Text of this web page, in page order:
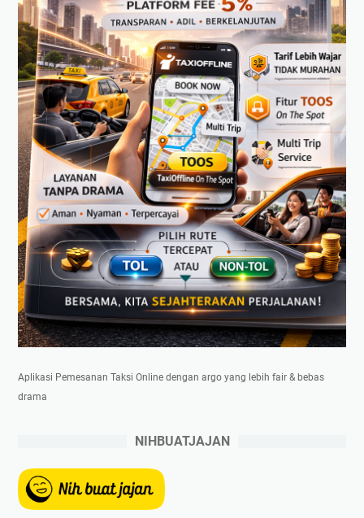
Aplikasi Pemesanan Taksi Online dengan argo yang lebih fair & bebas
drama
NIHBUATJAJAN